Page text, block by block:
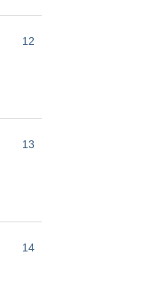
12
13
14